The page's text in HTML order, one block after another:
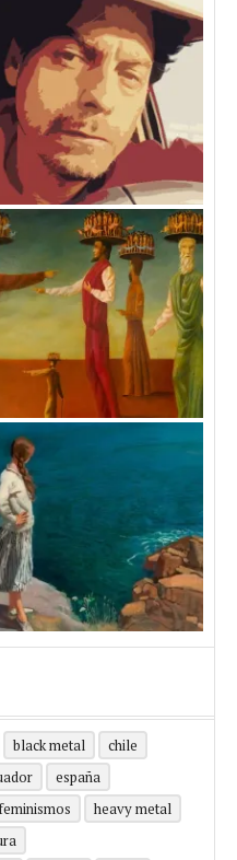
black metal
chile
españa
feminismos
heavy metal